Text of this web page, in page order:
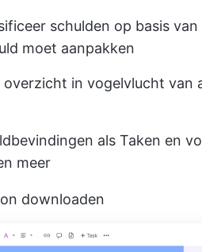
schulden op basis
moet aanpakken
in vogelvlucht van
als Taken en
meer
downloaden